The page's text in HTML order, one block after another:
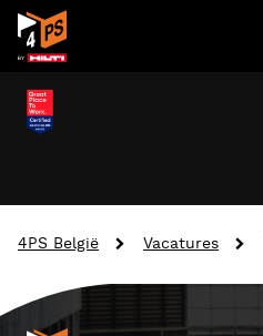
4PS België Vacatures